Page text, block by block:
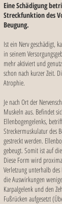
Eine Schädigung
Streckfunktion des
Beugung.
Ist ein Nerv geschädigt,
in seinem
mehr aktiviert und
schon nach kurzer Zeit.
Atrophie.
Je nach Ort der
Muskeln aus. Befindet
Ellenbogengelenks,
Streckermuskulatur des
gestreckt werden.
gebeugt. Somit ist auf
Diese Form wird
Verletzung unterhalb
die Auswirkungen
Karpalgelenk und den
Fußrücken aufgesetzt